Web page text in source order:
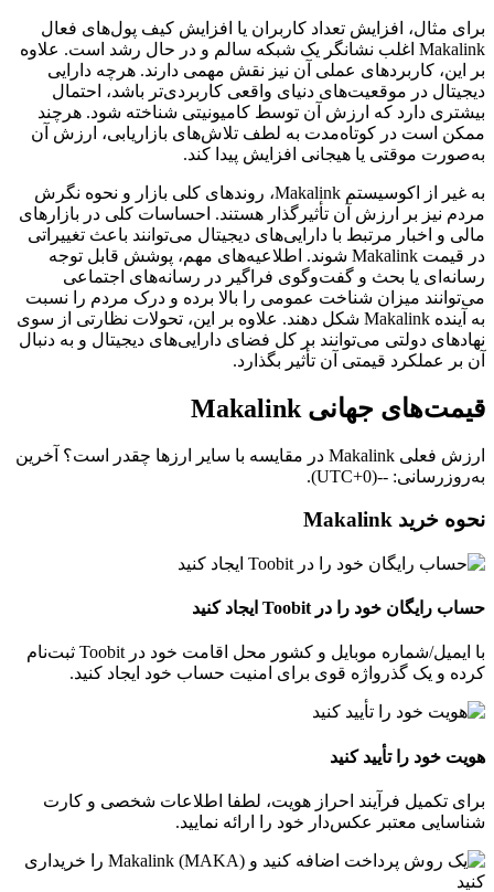
برای مثال، افزایش تعداد کاربران یا افزایش کیف پول‌های فعال
Makalink اغلب نشانگر یک شبکه سالم و در حال رشد است. علاوه
بر این، کاربردهای عملی آن نیز نقش مهمی دارند. هرچه دارایی
دیجیتال در موقعیت‌های دنیای واقعی کاربردی‌تر باشد، احتمال
بیشتری دارد که ارزش آن توسط کامیونیتی شناخته شود. هرچند
ممکن است در کوتاه‌مدت به لطف تلاش‌های بازاریابی، ارزش آن
به‌صورت موقتی یا هیجانی افزایش پیدا کند.
به غیر از اکوسیستم Makalink، روندهای کلی بازار و نحوه نگرش
مردم نیز بر ارزش آن تأثیرگذار هستند. احساسات کلی در بازارهای
مالی و اخبار مرتبط با دارایی‌های دیجیتال می‌توانند باعث تغییراتی
در قیمت Makalink شوند. اطلاعیه‌های مهم، پوشش قابل توجه
رسانه‌ای یا بحث و گفت‌وگوی فراگیر در رسانه‌های اجتماعی
می‌توانند میزان شناخت عمومی را بالا برده و درک مردم را نسبت
به آینده Makalink شکل دهند. علاوه بر این، تحولات نظارتی از سوی
نهادهای دولتی می‌توانند بر کل فضای دارایی‌های دیجیتال و به‌ دنبال
آن بر عملکرد قیمتی آن تأثیر بگذارد.
قیمت‌های جهانی Makalink
ارزش فعلی Makalink در مقایسه با سایر ارزها چقدر است؟ آخرین
به‌روزرسانی: --(UTC+0).
نحوه خرید Makalink
حساب رایگان خود را در Toobit ایجاد کنید
با ایمیل/شماره موبایل و کشور محل اقامت خود در Toobit ثبت‌نام
کرده و یک گذرواژه قوی برای امنیت حساب خود ایجاد کنید.
هویت خود را تأیید کنید
برای تکمیل فرآیند احراز هویت، لطفا اطلاعات شخصی و کارت
شناسایی معتبر عکس‌دار خود را ارائه نمایید.